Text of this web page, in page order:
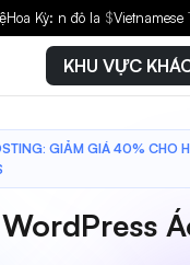
Hoa Kỳ: n đô la $Vietnamese
KHU VỰC
GIẢM GIÁ 40% CHO